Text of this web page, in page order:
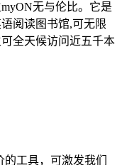
无与伦比。它是
阅读图书馆,可无限
全天候访问近五千本
的工具，可激发我们